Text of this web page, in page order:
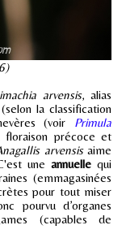
arvensis, alias
la classification
(voir Primula
précoce et
arvensisaime
uneannuelle qui
(emmagasinées
pour tout miser
pourvu d’organes
(capables de